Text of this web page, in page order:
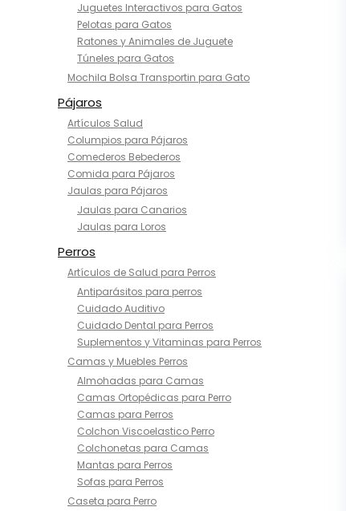
Juguetes Interactivos para Gatos
Pelotas para Gatos
Ratones y Animales de Juguete
Túneles para Gatos
Mochila Bolsa Transportin para Gato
Pájaros
Artículos Salud
Columpios para Pájaros
Comederos Bebederos
Comida para Pájaros
Jaulas para Pájaros
Jaulas para Canarios
Jaulas para Loros
Perros
Artículos de Salud para Perros
Antiparásitos para perros
Cuidado Auditivo
Cuidado Dental para Perros
Suplementos y Vitaminas para Perros
Camas y Muebles Perros
Almohadas para Camas
Camas Ortopédicas para Perro
Camas para Perros
Colchon Viscoelastico Perro
Colchonetas para Camas
Mantas para Perros
Sofas para Perros
Caseta para Perro